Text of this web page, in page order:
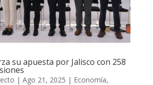
su apuesta por Jalisco con 258
| Ago 21, 2025 | Economía,